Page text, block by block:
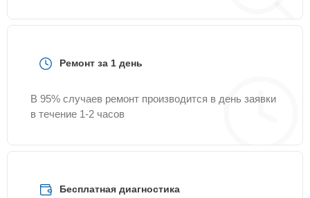
Ремонт за 1 день
В 95% случаев ремонт производится в день заявки
в течение 1-2 часов
Бесплатная диагностика